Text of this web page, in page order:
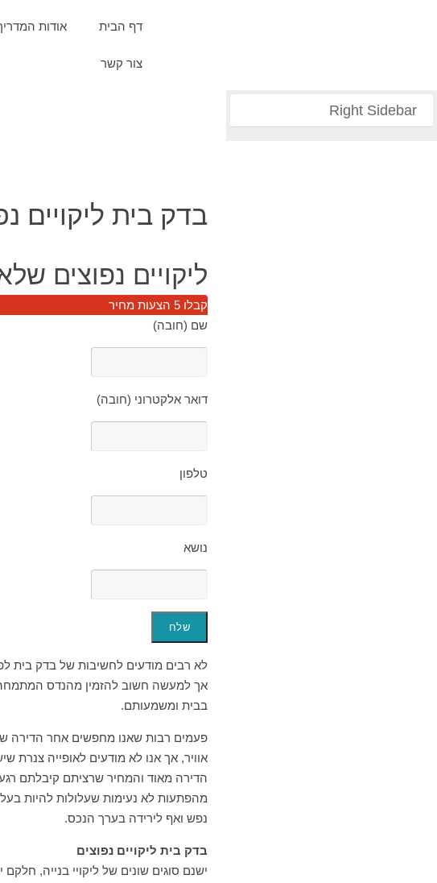
דף הבית אודות
צור קשר
בדק בית ליקויים
ליקויים נפוצים
קבלו 5 הצעות מחיר
שם (חובה)
דואר אלקטרוני (חובה)
טלפון
נושא
לא רבים מודעים לחשיבות של בדק בית
אך למעשה חשוב להזמין מהנדס המתמחה
בבית ומשמעותם.
פעמים רבות שאנו מחפשים אחר הדירה
אוויר, אך אנו לא מודעים לאופייה צנרת
הדירה מאוד והמחיר שרציתם קיבלתם
מהפתעות לא נעימות שעלולות להיות
נפש ואף לירידה בערך הנכס.
בדק בית ליקויים נפוצים
ישנם סוגים שונים של ליקויי בנייה,
Right Sidebar